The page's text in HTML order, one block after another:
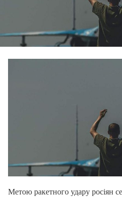
Метою ракетного удару росіян